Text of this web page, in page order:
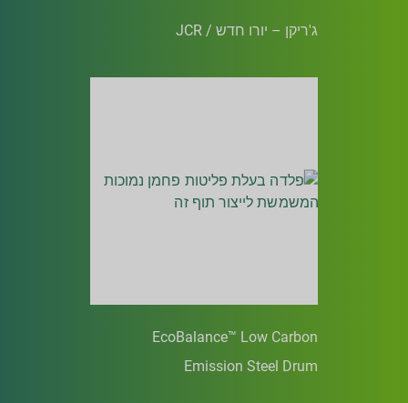
ג'ריקן – יורו חדש / JCR
EcoBalance™ Low Carbon
Emission Steel Drum